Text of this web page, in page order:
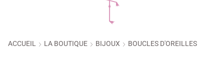
ACCUEIL LA BOUTIQUE BIJOUX BOUCLES D'OREILLES